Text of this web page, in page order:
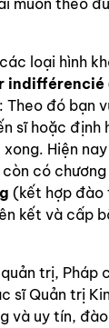
muốn theo
loại hình
: Theo đó bạn
sĩ hoặc định
xong. Hiện
có
(kết hợp đào
kết và cấp
trị, Pháp
sĩ Quản trị
và uy tín,